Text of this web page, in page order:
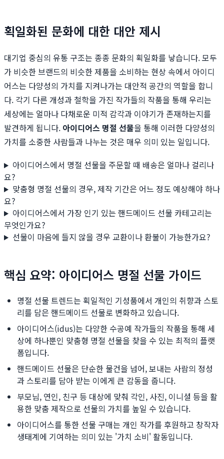
획일화된 문화에 대한 대안 제시
대기업 중심의 유통 구조는 종종 문화의 획일화를 낳습니다. 모두
가 비슷한 브랜드의 비슷한 제품을 소비하는 현상 속에서 아이디
어스는 다양성의 가치를 지켜나가는 대안적 공간의 역할을 합니
다. 각기 다른 개성과 철학을 가진 작가들의 작품을 통해 우리는
세상에는 얼마나 다채로운 미적 감각과 이야기가 존재하는지를
발견하게 됩니다. 아이디어스 명절 선물을 통해 이러한 다양성의
가치를 소중한 사람들과 나누는 것은 매우 의미 있는 일입니다.
아이디어스에서 명절 선물을 주문할 때 배송은 얼마나 걸리나
요?
맞춤형 명절 선물의 경우, 제작 기간은 어느 정도 예상해야 하나
요?
아이디어스에서 가장 인기 있는 핸드메이드 선물 카테고리는
무엇인가요?
선물이 마음에 들지 않을 경우 교환이나 환불이 가능한가요?
핵심 요약: 아이디어스 명절 선물 가이드
명절 선물 트렌드는 획일적인 기성품에서 개인의 취향과 스토
리를 담은 핸드메이드 선물로 변화하고 있습니다.
아이디어스(idus)는 다양한 수공예 작가들의 작품을 통해 세
상에 하나뿐인 맞춤형 명절 선물을 찾을 수 있는 최적의 플랫
폼입니다.
핸드메이드 선물은 단순한 물건을 넘어, 보내는 사람의 정성
과 스토리를 담아 받는 이에게 큰 감동을 줍니다.
부모님, 연인, 친구 등 대상에 맞춰 각인, 사진, 이니셜 등을 활
용한 맞춤 제작으로 선물의 가치를 높일 수 있습니다.
아이디어스를 통한 선물 구매는 개인 작가를 후원하고 창작자
생태계에 기여하는 의미 있는 '가치 소비' 활동입니다.